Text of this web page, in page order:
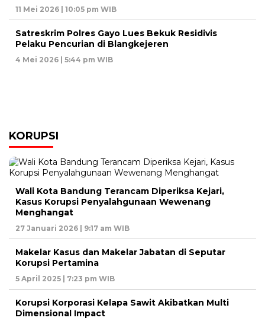
11 Mei 2026 | 10:05 pm WIB
Satreskrim Polres Gayo Lues Bekuk Residivis
Pelaku Pencurian di Blangkejeren
4 Mei 2026 | 5:44 pm WIB
KORUPSI
Wali Kota Bandung Terancam Diperiksa Kejari,
Kasus Korupsi Penyalahgunaan Wewenang
Menghangat
27 Januari 2026 | 9:17 am WIB
Makelar Kasus dan Makelar Jabatan di Seputar
Korupsi Pertamina
5 April 2025 | 7:23 pm WIB
Korupsi Korporasi Kelapa Sawit Akibatkan Multi
Dimensional Impact